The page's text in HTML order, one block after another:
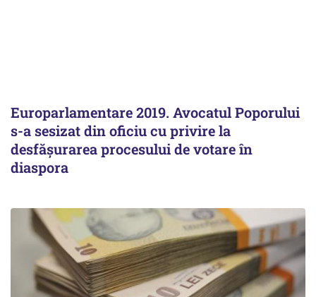
Europarlamentare 2019. Avocatul Poporului
s-a sesizat din oficiu cu privire la
desfăşurarea procesului de votare în
diaspora